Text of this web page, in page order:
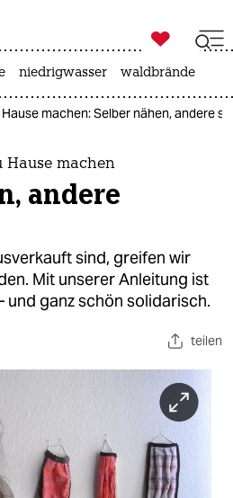
zahl ich
ich

taz zahl ich
niedrigwasser waldbrände
machen: Selber nähen, andere
Hause machen
andere
sind, greifen wir
Mit unserer Anleitung ist
und ganz schön solidarisch.
teilen